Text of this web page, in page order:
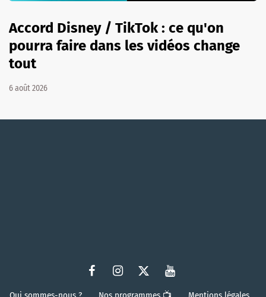
Accord Disney / TikTok : ce qu'on
pourra faire dans les vidéos change
tout
6 août 2026